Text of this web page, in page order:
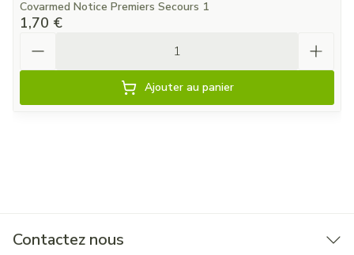
Covarmed Notice Premiers Secours 1
1,70 €
Ajouter au panier
Contactez nous